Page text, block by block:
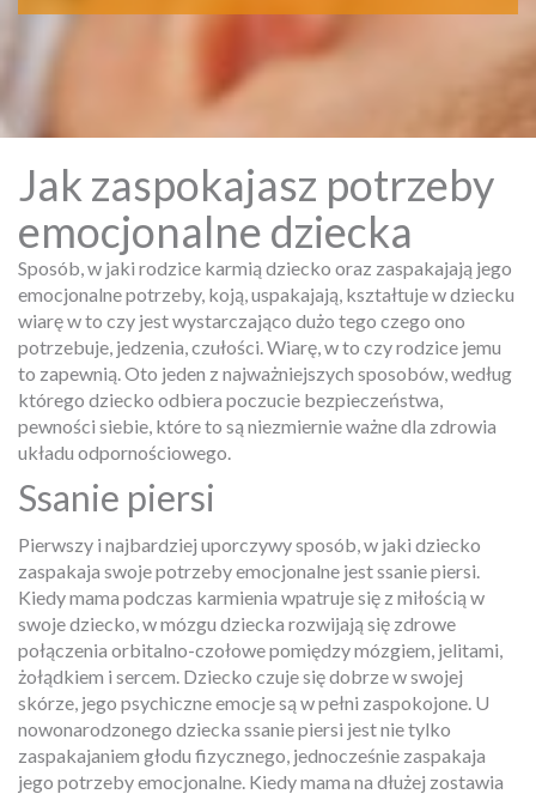
Jak zaspokajasz potrzeby
emocjonalne dziecka
Sposób, w jaki rodzice karmią dziecko oraz zaspakajają jego
emocjonalne potrzeby, koją, uspakajają, kształtuje w dziecku
wiarę w to czy jest wystarczająco dużo tego czego ono
potrzebuje, jedzenia, czułości. Wiarę, w to czy rodzice jemu
to zapewnią. Oto jeden z najważniejszych sposobów, według
którego dziecko odbiera poczucie bezpieczeństwa,
pewności siebie, które to są niezmiernie ważne dla zdrowia
układu odpornościowego.
Ssanie piersi
Pierwszy i najbardziej uporczywy sposób, w jaki dziecko
zaspakaja swoje potrzeby emocjonalne jest ssanie piersi.
Kiedy mama podczas karmienia wpatruje się z miłością w
swoje dziecko, w mózgu dziecka rozwijają się zdrowe
połączenia orbitalno-czołowe pomiędzy mózgiem, jelitami,
żołądkiem i sercem. Dziecko czuje się dobrze w swojej
skórze, jego psychiczne emocje są w pełni zaspokojone. U
nowonarodzonego dziecka ssanie piersi jest nie tylko
zaspakajaniem głodu fizycznego, jednocześnie zaspakaja
jego potrzeby emocjonalne. Kiedy mama na dłużej zostawia